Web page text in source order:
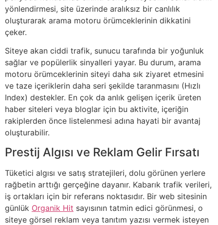
yönlendirmesi, site üzerinde aralıksız bir canlılık
oluşturarak arama motoru örümceklerinin dikkatini
çeker.
Siteye akan ciddi trafik, sunucu tarafında bir yoğunluk
sağlar ve popülerlik sinyalleri yayar. Bu durum, arama
motoru örümceklerinin siteyi daha sık ziyaret etmesini
ve taze içeriklerin daha seri şekilde taranmasını (Hızlı
Index) destekler. En çok da anlık gelişen içerik üreten
haber siteleri veya bloglar için bu aktivite, içeriğin
rakiplerden önce listelenmesi adına hayati bir avantaj
oluşturabilir.
Prestij Algısı ve Reklam Gelir Fırsatı
Tüketici algısı ve satış stratejileri, dolu görünen yerlere
rağbetin arttığı gerçeğine dayanır. Kabarık trafik verileri,
iş ortakları için bir referans noktasıdır. Bir web sitesinin
günlük Organik Hit sayısının tatmin edici görünmesi, o
siteye görsel reklam veya tanıtım yazısı vermek isteyen